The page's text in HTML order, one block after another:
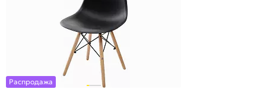
Распродажа